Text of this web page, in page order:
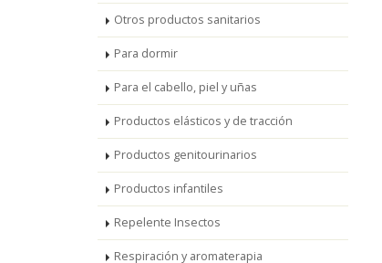
Otros productos sanitarios
Para dormir
Para el cabello, piel y uñas
Productos elásticos y de tracción
Productos genitourinarios
Productos infantiles
Repelente Insectos
Respiración y aromaterapia